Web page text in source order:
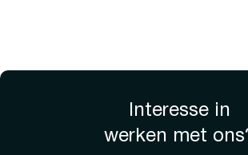
Interesse in
werken met